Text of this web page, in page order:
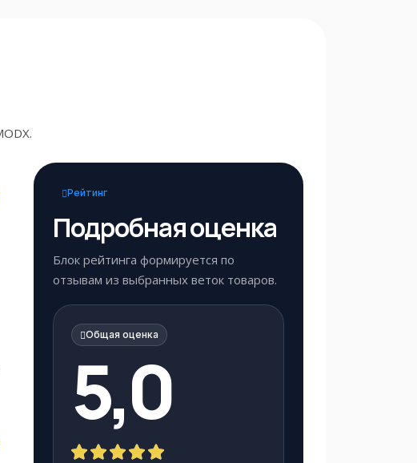
Рейтинг
Подробная оценка
Блок рейтинга формируется по
отзывам из выбранных веток товаров.
Общая оценка
5,0